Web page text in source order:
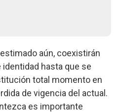
aún, coexistirán
hasta que se
total momento en
de vigencia del actual.
es importante